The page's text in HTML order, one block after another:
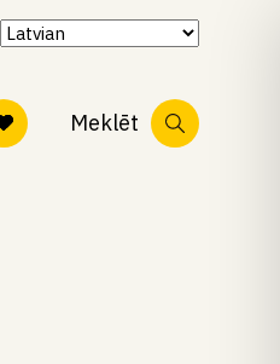
Meklēt